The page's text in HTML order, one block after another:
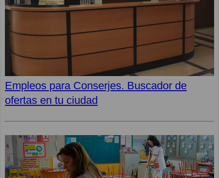
Empleos para Conserjes. Buscador de
ofertas en tu ciudad